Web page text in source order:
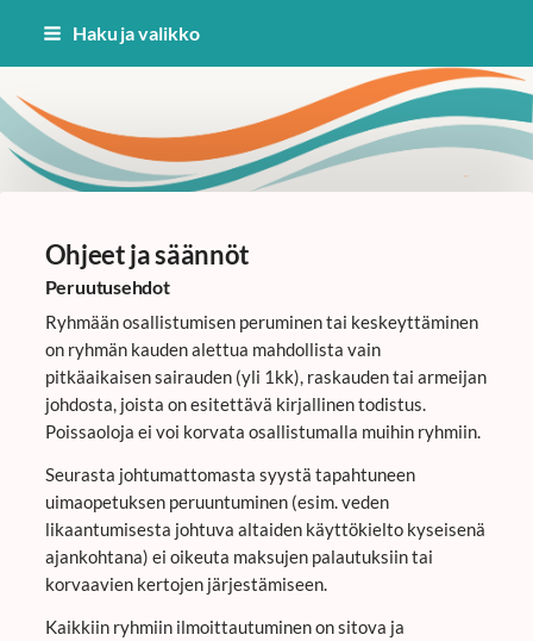
Siirry
Haku ja valikko
Uinti Kangasala
Ohjeet ja säännöt
Peruutusehdot
Ryhmään osallistumisen peruminen tai keskeyttäminen
on ryhmän kauden alettua mahdollista vain
pitkäaikaisen sairauden (yli 1kk), raskauden tai armeijan
johdosta, joista on esitettävä kirjallinen todistus.
Poissaoloja ei voi korvata osallistumalla muihin ryhmiin.
Seurasta johtumattomasta syystä tapahtuneen
uimaopetuksen peruuntuminen (esim. veden
likaantumisesta johtuva altaiden käyttökielto kyseisenä
ajankohtana) ei oikeuta maksujen palautuksiin tai
korvaavien kertojen järjestämiseen.
Kaikkiin ryhmiin ilmoittautuminen on sitova ja